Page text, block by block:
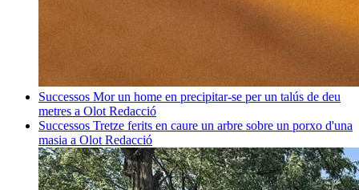
Successos Mor un home en precipitar-se per un talús de deu
metres a Olot Redacció
Successos Tretze ferits en caure un arbre sobre un porxo d'una
masia a Olot Redacció